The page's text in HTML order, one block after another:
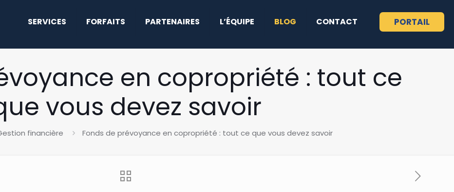
SERVICES FORFAITS PARTENAIRES L’ÉQUIPE BLOG CONTACT PORTAIL
en copropriété : tout ce
vous devez savoir
financière Fonds de prévoyance en copropriété : tout ce que vous devez savoir